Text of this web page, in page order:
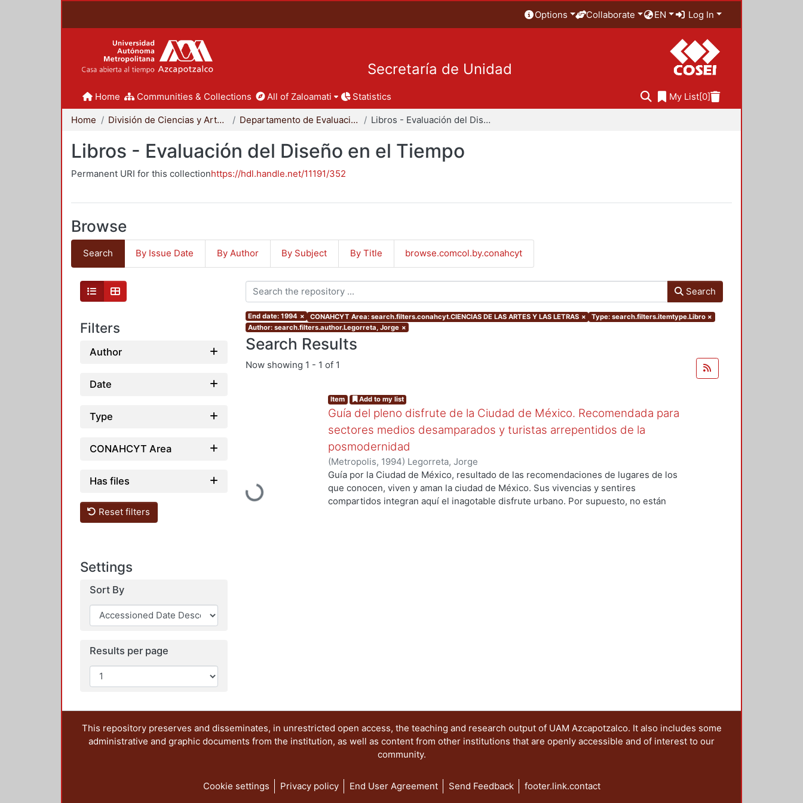
Options Collaborate EN Log In
Secretaría de Unidad
Home Communities & Collections All of Zaloamati Statistics My List[0]
Home División de Ciencias y Artes para el Diseño Departamento de Evaluación del Diseño en el Tiempo Libros - Evaluación del Diseño en el Tiempo
Libros - Evaluación del Diseño en el Tiempo
Permanent URI for this collectionhttps://hdl.handle.net/11191/352
Browse
Search By Issue Date By Author By Subject By Title browse.comcol.by.conahcyt
Filters
Author
Date
Type
CONAHCYT Area
Has files
Reset filters
Settings
Sort By
Results per page
Search
End date: 1994 × CONAHCYT Area: search.filters.conahcyt.CIENCIAS DE LAS ARTES Y LAS LETRAS × Type: search.filters.itemtype.Libro ×
Author: search.filters.author.Legorreta, Jorge ×
Search Results
Now showing 1 - 1 of 1
Loading...
Item Add to my list
Guía del pleno disfrute de la Ciudad de México. Recomendada para
sectores medios desamparados y turistas arrepentidos de la
posmodernidad
(Metropolis, 1994) Legorreta, Jorge
Guía por la Ciudad de México, resultado de las recomendaciones de lugares de los
que conocen, viven y aman la ciudad de México. Sus vivencias y sentires
compartidos integran aquí el inagotable disfrute urbano. Por supuesto, no están
This repository preserves and disseminates, in unrestricted open access, the teaching and research output of UAM Azcapotzalco. It also includes some
administrative and graphic documents from the institution, as well as content from other institutions that are openly accessible and of interest to our
community.
Cookie settings Privacy policy End User Agreement Send Feedback footer.link.contact